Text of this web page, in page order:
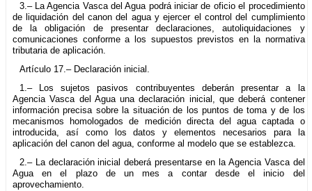
3.– La Agencia Vasca del Agua podrá iniciar de oficio el procedimiento
de liquidación del canon del agua y ejercer el control del cumplimiento
de la obligación de presentar declaraciones, autoliquidaciones y
comunicaciones conforme a los supuestos previstos en la normativa
tributaria de aplicación.
Artículo 17.– Declaración inicial.
1.– Los sujetos pasivos contribuyentes deberán presentar a la
Agencia Vasca del Agua una declaración inicial, que deberá contener
información precisa sobre la situación de los puntos de toma y de los
mecanismos homologados de medición directa del agua captada o
introducida, así como los datos y elementos necesarios para la
aplicación del canon del agua, conforme al modelo que se establezca.
2.– La declaración inicial deberá presentarse en la Agencia Vasca del
Agua en el plazo de un mes a contar desde el inicio del
aprovechamiento.